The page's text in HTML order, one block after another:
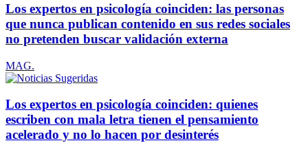
Los expertos en psicología coinciden: las personas
que nunca publican contenido en sus redes sociales
no pretenden buscar validación externa
MAG.
Los expertos en psicología coinciden: quienes
escriben con mala letra tienen el pensamiento
acelerado y no lo hacen por desinterés